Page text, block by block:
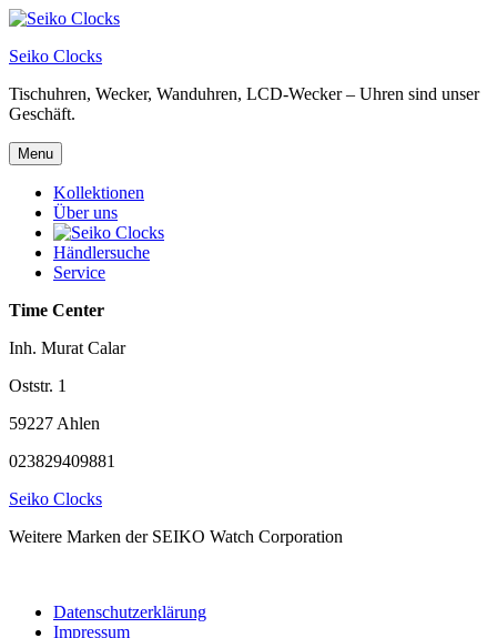
Skip
content
Seiko Clocks
Tischuhren, Wecker, Wanduhren, LCD-Wecker – Uhren sind unser
Geschäft.
Menu
Kollektionen
Über uns
Händlersuche
Service
Time Center
Inh. Murat Calar
Oststr. 1
59227 Ahlen
023829409881
Seiko Clocks
Weitere Marken der SEIKO Watch Corporation
Datenschutzerklärung
Impressum